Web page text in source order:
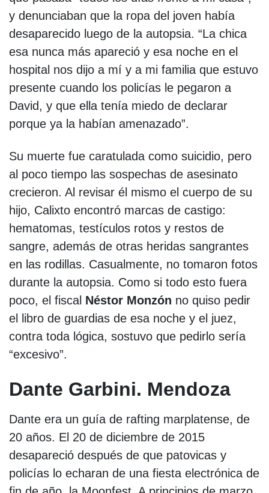
y denunciaban que la ropa del joven había
desaparecido luego de la autopsia. “La chica
esa nunca más apareció y esa noche en el
hospital nos dijo a mí y a mi familia que estuvo
presente cuando los policías le pegaron a
David, y que ella tenía miedo de declarar
porque ya la habían amenazado”.
Su muerte fue caratulada como suicidio, pero
al poco tiempo las sospechas de asesinato
crecieron. Al revisar él mismo el cuerpo de su
hijo, Calixto encontró marcas de castigo:
hematomas, testículos rotos y restos de
sangre, además de otras heridas sangrantes
en las rodillas. Casualmente, no tomaron fotos
durante la autopsia. Como si todo esto fuera
poco, el fiscal Néstor Monzón no quiso pedir
el libro de guardias de esa noche y el juez,
contra toda lógica, sostuvo que pedirlo sería
“excesivo”.
Dante Garbini. Mendoza
Dante era un guía de rafting marplatense, de
20 años. El 20 de diciembre de 2015
desapareció después de que patovicas y
policías lo echaran de una fiesta electrónica de